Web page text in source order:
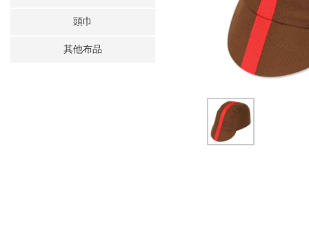
頭巾
其他布品